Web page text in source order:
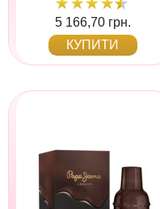
5 166,70 грн.
КУПИТИ